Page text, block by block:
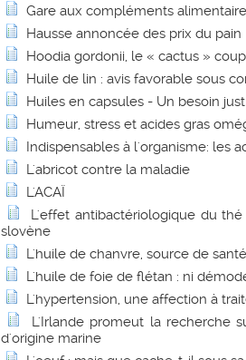
Gare aux compléments
Hausse annoncée des prix du pain
Hoodia gordonii, le « cactus »
Huile de lin : avis favorable sous
Huiles en capsules - Un besoin
Humeur, stress et acides gras
Indispensables à l'organisme: les
L'abricot contre la maladie
L'ACAÏ
L'effet antibactériologique du
slovène
L'huile de chanvre, source de
L'huile de foie de flétan : ni
L'hypertension, une affection à
L'Irlande promeut la recherche
d'origine marine